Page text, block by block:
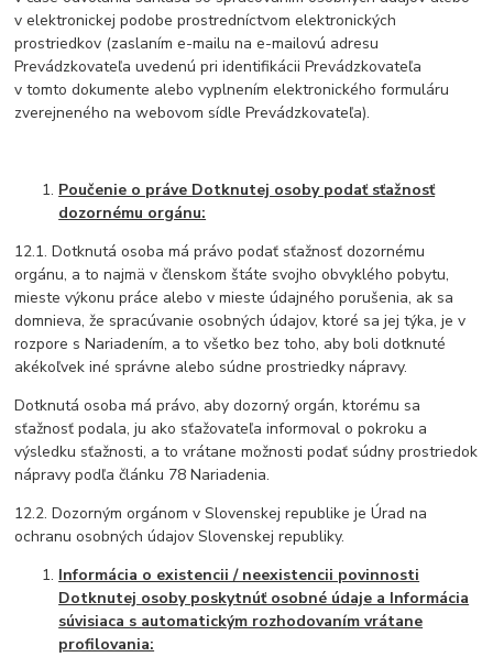
v elektronickej podobe prostredníctvom elektronických
prostriedkov (zaslaním e-mailu na e-mailovú adresu
Prevádzkovateľa uvedenú pri identifikácii Prevádzkovateľa
v tomto dokumente alebo vyplnením elektronického formuláru
zverejneného na webovom sídle Prevádzkovateľa).
Poučenie o práve Dotknutej osoby podať sťažnosť
dozornému orgánu:
12.1. Dotknutá osoba má právo podať sťažnosť dozornému
orgánu, a to najmä v členskom štáte svojho obvyklého pobytu,
mieste výkonu práce alebo v mieste údajného porušenia, ak sa
domnieva, že spracúvanie osobných údajov, ktoré sa jej týka, je v
rozpore s Nariadením, a to všetko bez toho, aby boli dotknuté
akékoľvek iné správne alebo súdne prostriedky nápravy.
Dotknutá osoba má právo, aby dozorný orgán, ktorému sa
sťažnosť podala, ju ako sťažovateľa informoval o pokroku a
výsledku sťažnosti, a to vrátane možnosti podať súdny prostriedok
nápravy podľa článku 78 Nariadenia.
12.2. Dozorným orgánom v Slovenskej republike je Úrad na
ochranu osobných údajov Slovenskej republiky.
Informácia o existencii / neexistencii povinnosti
Dotknutej osoby poskytnúť osobné údaje a Informácia
súvisiaca s automatickým rozhodovaním vrátane
profilovania: